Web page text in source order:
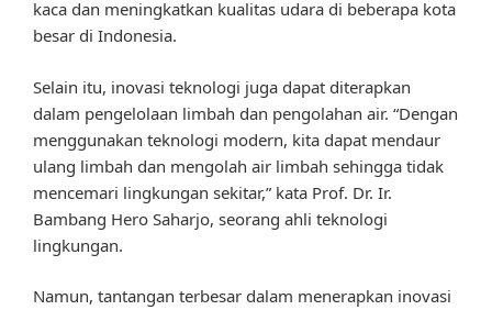
kaca dan meningkatkan kualitas udara di beberapa kota
besar di Indonesia.
Selain itu, inovasi teknologi juga dapat diterapkan
dalam pengelolaan limbah dan pengolahan air. “Dengan
menggunakan teknologi modern, kita dapat mendaur
ulang limbah dan mengolah air limbah sehingga tidak
mencemari lingkungan sekitar,” kata Prof. Dr. Ir.
Bambang Hero Saharjo, seorang ahli teknologi
lingkungan.
Namun, tantangan terbesar dalam menerapkan inovasi